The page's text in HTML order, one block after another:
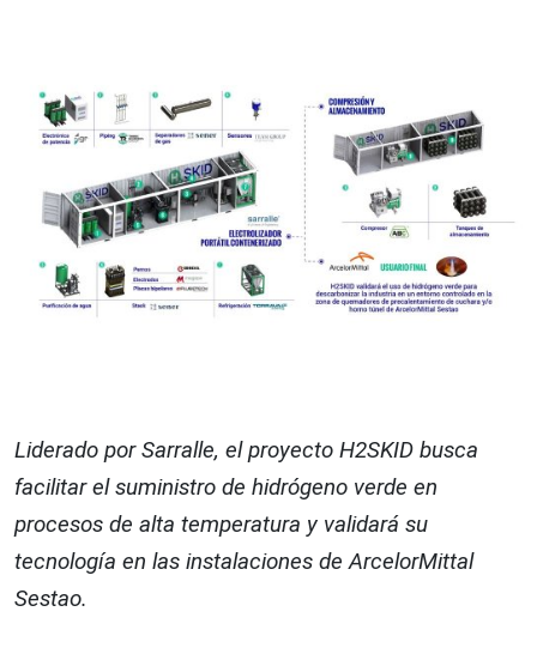
Liderado por Sarralle, el proyecto H2SKID busca
facilitar el suministro de hidrógeno verde en
procesos de alta temperatura y validará su
tecnología en las instalaciones de ArcelorMittal
Sestao.